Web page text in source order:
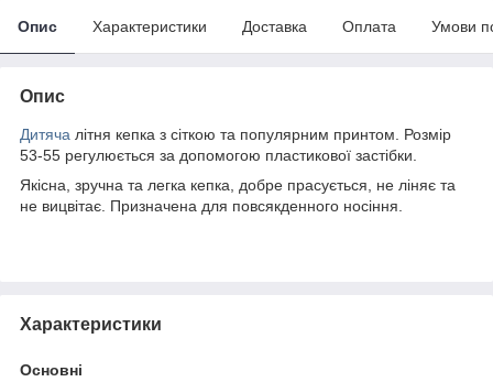
Опис Характеристики Доставка Оплата Умови
Опис
Дитяча літня кепка з сіткою та популярним принтом. Розмір
53-55 регулюється за допомогою пластикової застібки.
Якісна, зручна та легка кепка, добре прасується, не ліняє та
не вицвітає. Призначена для повсякденного носіння.
Характеристики
Основні